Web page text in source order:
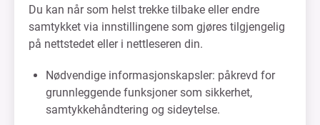
Du kan når som helst trekke tilbake eller endre
samtykket via innstillingene som gjøres tilgjengelig
på nettstedet eller i nettleseren din.
Nødvendige informasjonskapsler: påkrevd for
grunnleggende funksjoner som sikkerhet,
samtykkehåndtering og sideytelse.